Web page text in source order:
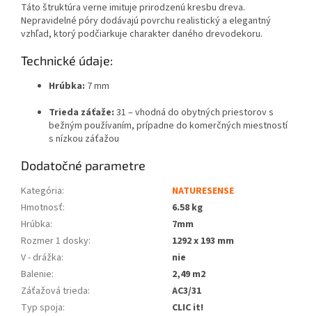
Táto štruktúra verne imituje prirodzenú kresbu dreva.
Nepravidelné póry dodávajú povrchu realistický a elegantný
vzhľad, ktorý podčiarkuje charakter daného drevodekoru.
Technické údaje:
Hrúbka: 7 mm
Trieda záťaže: 31 – vhodná do obytných priestorov s
bežným používaním, prípadne do komerčných miestností
s nízkou záťažou
Dodatočné parametre
Kategória:
NATURESENSE
Hmotnosť:
6.58 kg
Hrúbka:
7mm
Rozmer 1 dosky:
1292 x 193 mm
V - drážka:
nie
Balenie:
2,49 m2
Záťažová trieda:
AC3/31
Typ spoja:
CLIC it!